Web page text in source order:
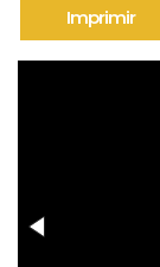
Imprimir